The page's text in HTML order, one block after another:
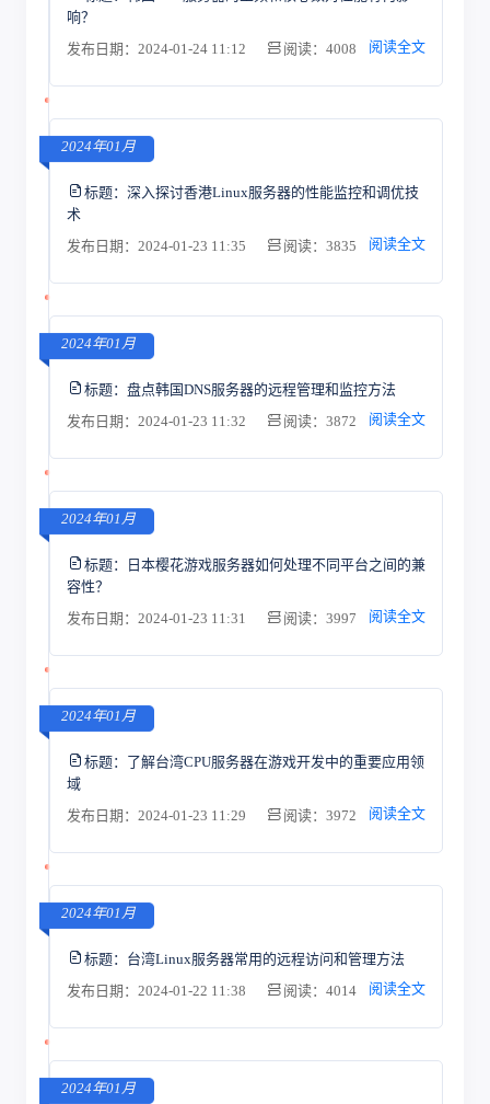
响？
发布日期：2024-01-24 11:12
阅读：4008 阅读全文
2024年01月
标题： 深入探讨香港Linux服务器的性能监控和调优技
术
发布日期：2024-01-23 11:35
阅读：3835 阅读全文
2024年01月
标题： 盘点韩国DNS服务器的远程管理和监控方法
发布日期：2024-01-23 11:32
阅读：3872 阅读全文
2024年01月
标题：
日本樱花游戏服务器如何处理不同平台之间的兼
容性？
发布日期：2024-01-23 11:31
阅读：3997 阅读全文
2024年01月
标题： 了解台湾CPU服务器在游戏开发中的重要应用领
域
发布日期：2024-01-23 11:29
阅读：3972 阅读全文
2024年01月
标题： 台湾Linux服务器常用的远程访问和管理方法
发布日期：2024-01-22 11:38
阅读：4014 阅读全文
2024年01月